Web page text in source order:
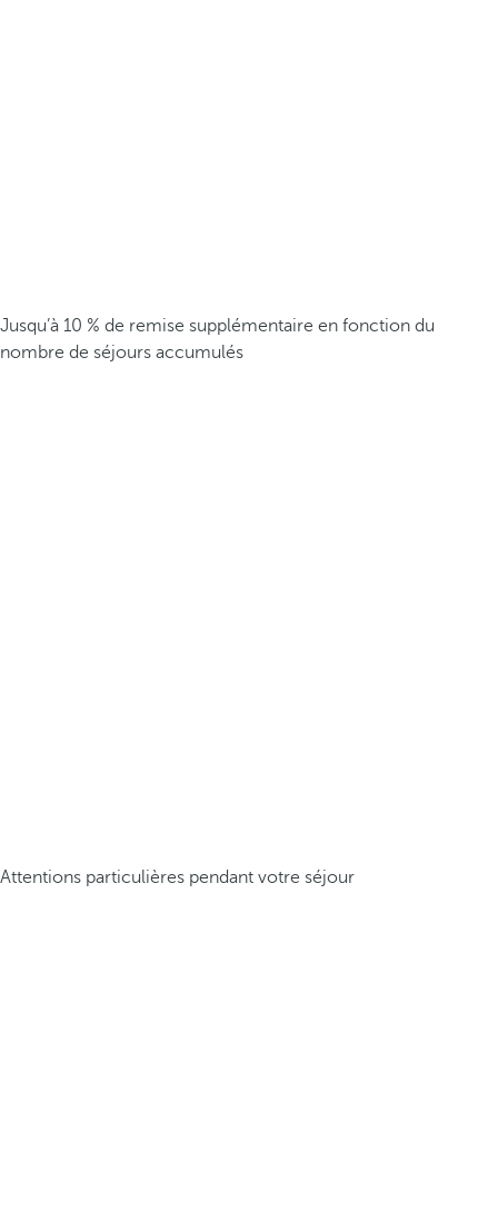
Jusqu’à 10 % de remise supplémentaire en fonction du
nombre de séjours accumulés
Attentions particulières pendant votre séjour